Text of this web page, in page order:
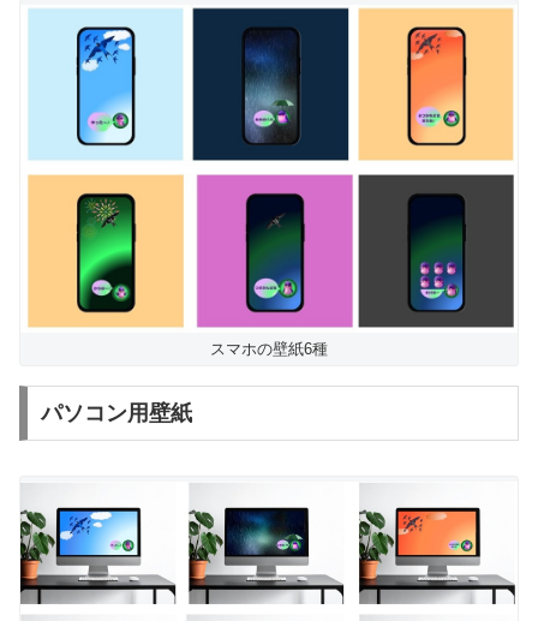
スマホの壁紙6種
パソコン用壁紙